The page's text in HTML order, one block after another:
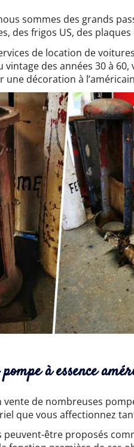
sommes des grands
des frigos US, des
de location de
vintage des années 30 à
une décoration à
à essence
vente de nombreuses
que vous affectionnez
peuvent-être proposés